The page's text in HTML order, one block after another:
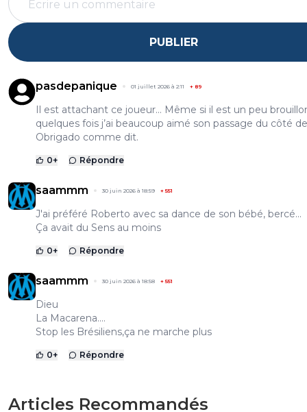
PUBLIER
pasdepanique 01 juillet 2026 à 2:11 + 89
Il est attachant ce joueur… Même si il est un peu
quelques fois j’ai beaucoup aimé son passage du côté de
Obrigado comme dit.
0+ Répondre
saammm 30 juin 2026 à 18:59 +551
J'ai préféré Roberto avec sa dance de son bébé, bercé...
Ça avait du Sens au moins
0+ Répondre
saammm 30 juin 2026 à 18:58 +551
Dieu
La Macarena....
Stop les Brésiliens,ça ne marche plus
0+ Répondre
Articles Recommandés